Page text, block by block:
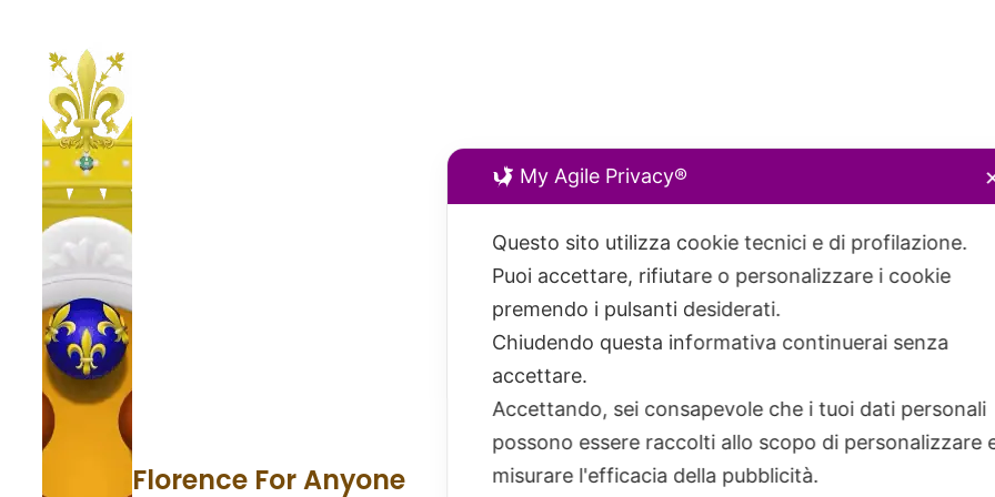
Florence For Anyone
My Agile Privacy®
Questo sito utilizza cookie tecnici e di profilazione.
Puoi accettare, rifiutare o personalizzare i cookie
premendo i pulsanti desiderati.
Chiudendo questa informativa continuerai senza
accettare.
Accettando, sei consapevole che i tuoi dati personali
possono essere raccolti allo scopo di personalizzare
misurare l'efficacia della pubblicità.